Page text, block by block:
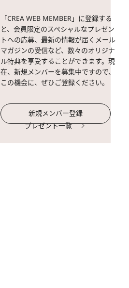
「CREA WEB MEMBER」に登録する
と、会員限定のスペシャルなプレゼン
トへの応募、最新の情報が届くメール
マガジンの受信など、数々のオリジナ
ル特典を享受することができます。現
在、新規メンバーを募集中ですので、
この機会に、ぜひご登録ください。
新規メンバー登録
プレゼント一覧